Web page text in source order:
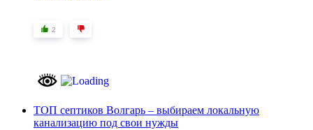
2
ТОП септиков Волгарь – выбираем локальную
канализацию под свои нужды